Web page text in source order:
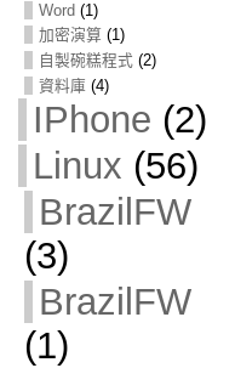
Word (1)
加密演算(1)
自製碗糕程式(2)
資料庫(4)
IPhone (2)
Linux (56)
BrazilFW
(3)
BrazilFW
(1)